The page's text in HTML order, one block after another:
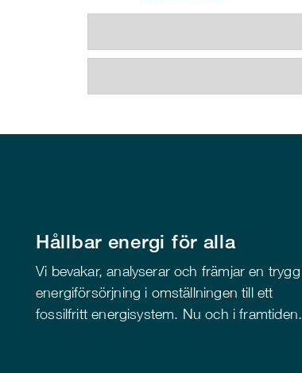
Hållbar energi för alla
Vi bevakar, analyserar och främjar en trygg
energiförsörjning i omställningen till ett
fossilfritt energisystem. Nu och i framtiden.